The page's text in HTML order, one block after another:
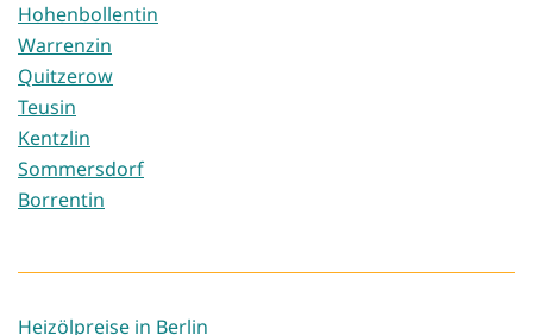
Hohenbollentin
Warrenzin
Quitzerow
Teusin
Kentzlin
Sommersdorf
Borrentin
Heizölpreise in Berlin